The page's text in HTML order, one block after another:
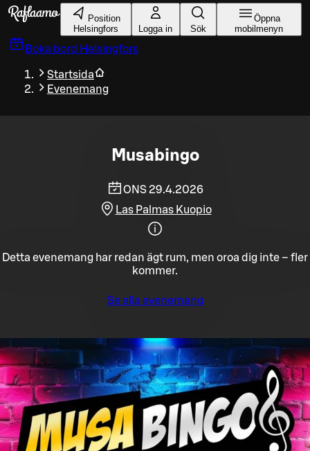
Gå till huvudinnehållet
Position
Helsingfors
Logga in Sök
Öppna
mobilmenyn
Boka bord Helsingfors
Startsida
Evenemang
Musabingo
ONS 29.4.2026
Las Palmas Kuopio
Detta evenemang har redan ägt rum, men oroa dig inte – fler
kommer.
Se alla evenemang